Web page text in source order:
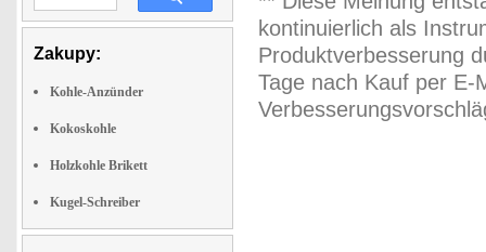
Zakupy:
Kohle-Anzünder
Kokoskohle
Holzkohle Brikett
Kugel-Schreiber
kontinuierlich als
Produktverbesserung
Tage nach Kauf per E-